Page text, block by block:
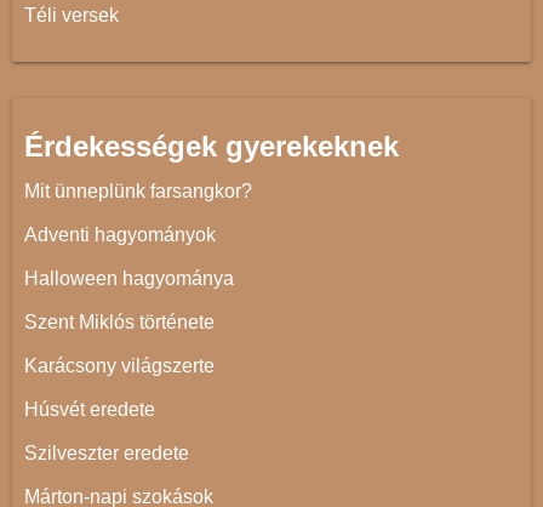
Téli versek
Érdekességek gyerekeknek
Mit ünneplünk farsangkor?
Adventi hagyományok
Halloween hagyománya
Szent Miklós története
Karácsony világszerte
Húsvét eredete
Szilveszter eredete
Márton-napi szokások